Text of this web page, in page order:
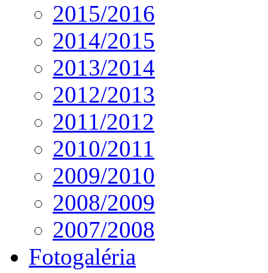
2015/2016
2014/2015
2013/2014
2012/2013
2011/2012
2010/2011
2009/2010
2008/2009
2007/2008
Fotogaléria